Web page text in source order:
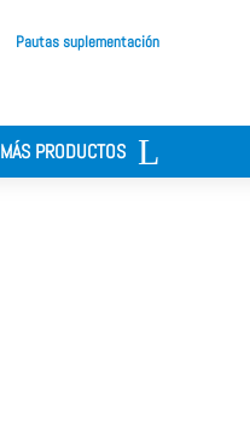
Pautas suplementación
MÁS PRODUCTOS